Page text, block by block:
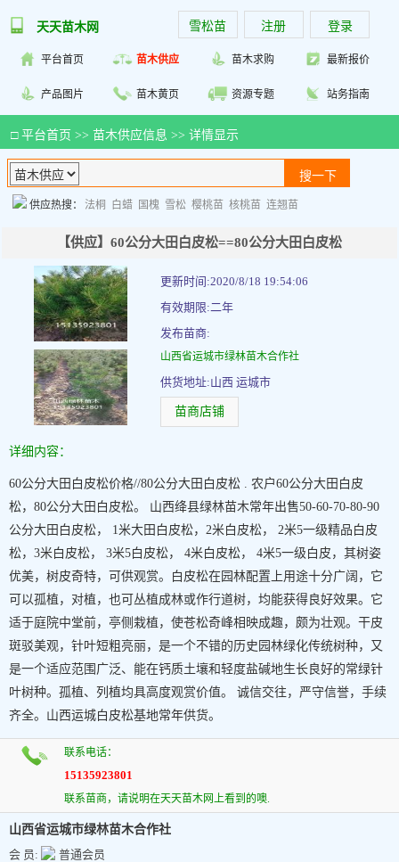
天天苗木网 雪松苗 注册 登录
平台首页 苗木供应 苗木求购 最新报价
产品图片 苗木黄页 资源专题 站务指南
□ 平台首页 >> 苗木供应信息 >> 详情显示
供应热搜： 法桐 白蜡 国槐 雪松 樱桃苗 核桃苗 连翘苗
【供应】60公分大田白皮松==80公分大田白皮松
更新时间:2020/8/18 19:54:06
有效期限:二年
发布苗商:
山西省运城市绿林苗木合作社
供货地址:山西 运城市
苗商店铺
详细内容：
60公分大田白皮松价格//80公分大田白皮松 . 农户60公分大田白皮
松，80公分大田白皮松。 山西绛县绿林苗木常年出售50-60-70-80-90
公分大田白皮松， 1米大田白皮松，2米白皮松， 2米5一级精品白皮
松，3米白皮松， 3米5白皮松， 4米白皮松， 4米5一级白皮，其树姿
优美，树皮奇特，可供观赏。白皮松在园林配置上用途十分广阔，它
可以孤植，对植，也可丛植成林或作行道树，均能获得良好效果。它
适于庭院中堂前，亭侧栽植，使苍松奇峰相映成趣，颇为壮观。干皮
斑驳美观，针叶短粗亮丽，是一个不错的历史园林绿化传统树种，又
是一个适应范围广泛、能在钙质土壤和轻度盐碱地生长良好的常绿针
叶树种。孤植、列植均具高度观赏价值。 诚信交往，严守信誉，手续
齐全。山西运城白皮松基地常年供货。
联系电话：
15135923801
联系苗商，请说明在天天苗木网上看到的噢.
山西省运城市绿林苗木合作社
会 员:
普通会员